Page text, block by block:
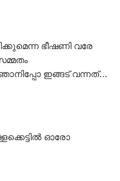
ഭീഷണി വരേ
ഇങ്ങട് വന്നത്…
ഓരോ